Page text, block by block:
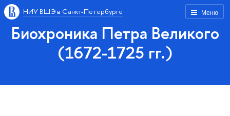
Меню
НИУ ВШЭ в Санкт-Петербурге
Биохроника Петра Великого
(1672-1725 гг.)